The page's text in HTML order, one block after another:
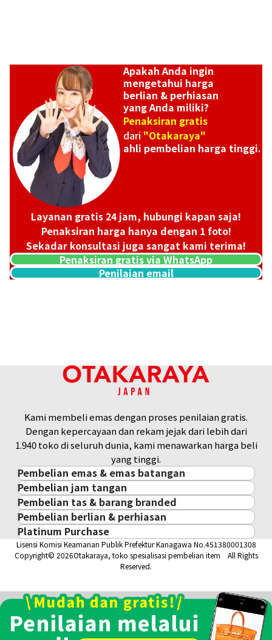
Apakah Anda ingin
mengetahui harga
berlian & perhiasan
yang Anda miliki?
Penaksiran gratis
dari "Otakaraya"
ahli pembelian harga tinggi.
Layanan gratis 24 jam, hubungi kapan saja!
Penaksiran harga hanya dengan 1 foto!
Sekadar konsultasi juga sangat kami terima!
Penaksiran gratis via WhatsApp
Penilaian email
Kami membeli emas dengan proses penilaian gratis.
Dengan kepercayaan dan rekam jejak dari lebih dari
1.940 toko di seluruh dunia, kami menawarkan harga beli
yang tinggi.
Pembelian emas & emas batangan
Pembelian emas & emas batangan
Emas Batangan / Gold Bar
Koin Emas
Harga Pasar Emas / Kurs Emas
Aksesoris Emas
Pembelian jam tangan
Pembelian jam tangan
ROLEX
PATEK PHILIPPE
AUDEMARS PIGUET
VACHERON CONSTANTIN
BREGUEST
Pembelian tas & barang branded
Pembelian tas & barang branded
Cartier
LOUIS VUITTON
Hermès
CELINE
Fendi
Dior
Pembelian berlian & perhiasan
Pembelian berlian & perhiasan
Berlian
Zamrud
Rubi
Platinum Purchase
Platinum
Lisensi Komisi Keamanan Publik Prefektur Kanagawa No.451380001308
Copyright© 2026Otakaraya, toko spesialisasi pembelian item All Rights
Reserved.